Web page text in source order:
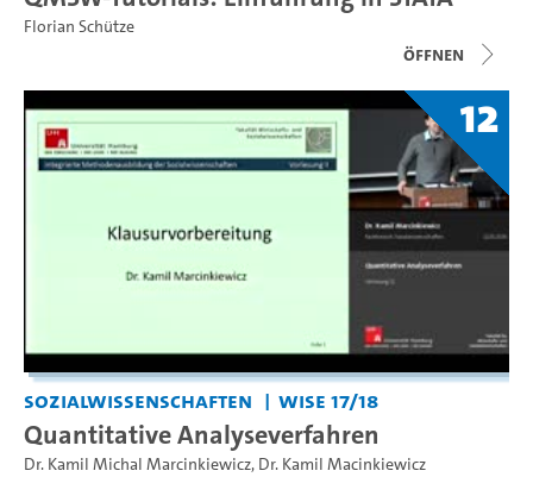
Florian Schütze
Öffnen
12
Sozialwissenschaften WiSe 17/18
Quantitative Analyseverfahren
Dr. Kamil Michal Marcinkiewicz, Dr. Kamil Macinkiewicz